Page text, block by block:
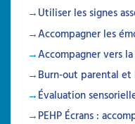
Utiliser les signes
Accompagner les
Accompagner vers
Burn-out parental et
Évaluation
PEHP Écrans :